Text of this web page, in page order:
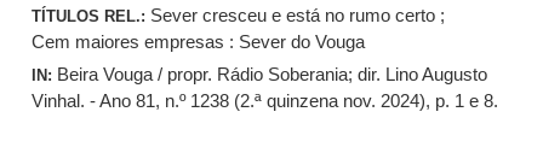
TÍTULOS REL.: Sever cresceu e está no rumo certo ;
Cem maiores empresas : Sever do Vouga
IN: Beira Vouga / propr. Rádio Soberania; dir. Lino Augusto
Vinhal. - Ano 81, n.º 1238 (2.ª quinzena nov. 2024), p. 1 e 8.